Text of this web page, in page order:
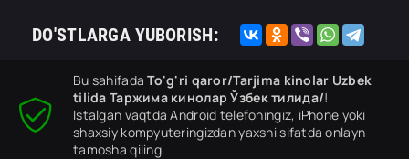
DO'STLARGA YUBORISH:
Bu sahifadaTo'g'ri qaror/Tarjima kinolar Uzbek
tilida Таржима кинолар Ўзбек тилида/!
Istalgan vaqtda Android telefoningiz, iPhone yoki
shaxsiy kompyuteringizdan yaxshi sifatda onlayn
tamosha qiling.